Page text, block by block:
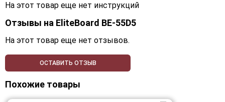
На этот товар еще нет инструкций
Отзывы на EliteBoard BE-55D5
На этот товар еще нет отзывов.
ОСТАВИТЬ ОТЗЫВ
Похожие товары